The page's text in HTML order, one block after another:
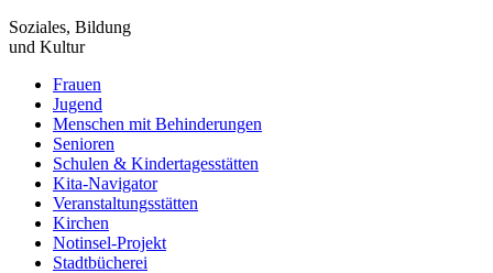
Soziales, Bildung
und Kultur
Frauen
Jugend
Menschen mit Behinderungen
Senioren
Schulen & Kindertagesstätten
Kita-Navigator
Veranstaltungsstätten
Kirchen
Notinsel-Projekt
Stadtbücherei